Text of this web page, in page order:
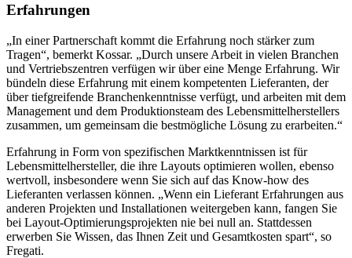
Erfahrungen
„In einer Partnerschaft kommt die Erfahrung noch stärker zum
Tragen“, bemerkt Kossar. „Durch unsere Arbeit in vielen Branchen
und Vertriebszentren verfügen wir über eine Menge Erfahrung. Wir
bündeln diese Erfahrung mit einem kompetenten Lieferanten, der
über tiefgreifende Branchenkenntnisse verfügt, und arbeiten mit dem
Management und dem Produktionsteam des Lebensmittelherstellers
zusammen, um gemeinsam die bestmögliche Lösung zu erarbeiten.“
Erfahrung in Form von spezifischen Marktkenntnissen ist für
Lebensmittelhersteller, die ihre Layouts optimieren wollen, ebenso
wertvoll, insbesondere wenn Sie sich auf das Know-how des
Lieferanten verlassen können. „Wenn ein Lieferant Erfahrungen aus
anderen Projekten und Installationen weitergeben kann, fangen Sie
bei Layout-Optimierungsprojekten nie bei null an. Stattdessen
erwerben Sie Wissen, das Ihnen Zeit und Gesamtkosten spart“, so
Fregati.